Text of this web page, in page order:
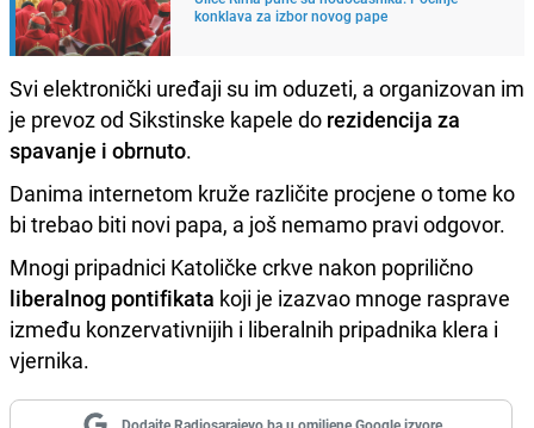
konklava za izbor novog pape
Svi elektronički uređaji su im oduzeti, a organizovan im
je prevoz od Sikstinske kapele do rezidencija za
spavanje i obrnuto.
Danima internetom kruže različite procjene o tome ko
bi trebao biti novi papa, a još nemamo pravi odgovor.
Mnogi pripadnici Katoličke crkve nakon poprilično
liberalnog pontifikata koji je izazvao mnoge rasprave
između konzervativnijih i liberalnih pripadnika klera i
vjernika.
Dodajte Radiosarajevo.ba u omiljene Google izvore